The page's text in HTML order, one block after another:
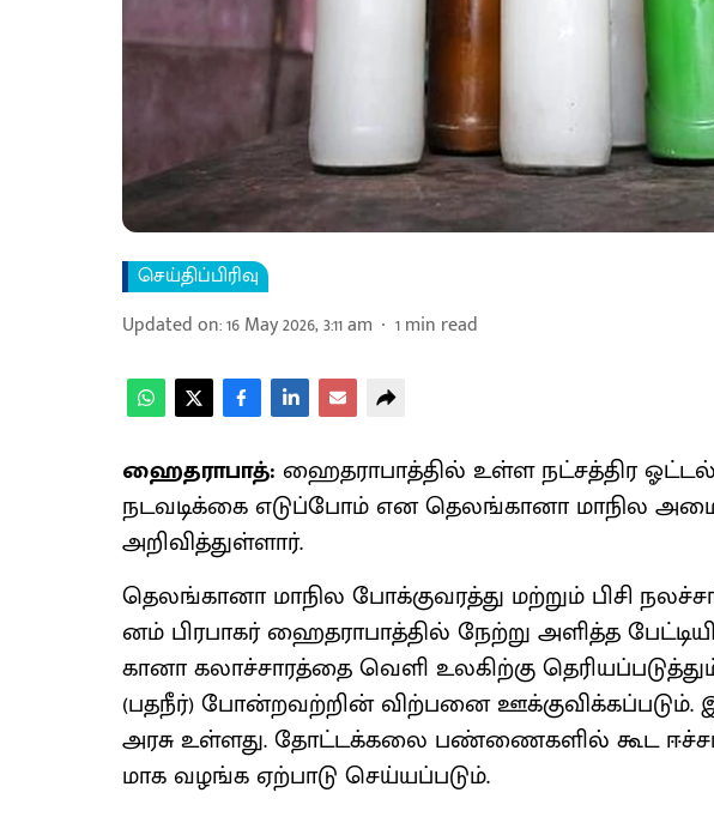
செய்திப்பிரிவு
Updated on:16 May 2026, 3:11 am 1min read
ஹைதராபாத்: ஹைத​ரா​பாத்​தில் உள்ள நட்​சத்​திர
நடவடிக்கை எடுப்​போம் என தெலங்​கானா மாநில
அறி​வித்​துள்​ளார்.
தெலங்​கானா மாநில போக்​கு​வரத்து மற்​றும் பிசி
னம் பிர​பாகர் ஹைத​ரா​பாத்​தில் நேற்று அளித்த
கானா கலாச்​சா​ரத்தை வெளி உலகிற்கு
(பதநீர்) போன்​றவற்​றின் விற்​பனை ஊக்​குவிக்​கப்​படும்.
அரசு உள்​ளது. தோட்டக்கலை பண்ணைகளில் கூட
மாக வழங்க ஏற்​பாடு செய்​யப்​படும்.